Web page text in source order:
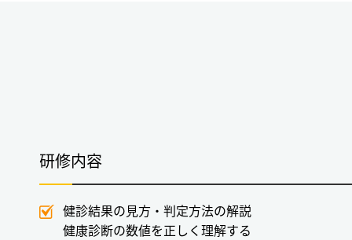
研修内容
健診結果の見方・判定方法の解説
健康診断の数値を正しく理解する